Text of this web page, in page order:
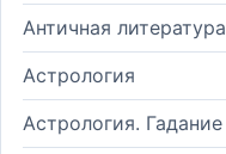
Античная литература
Астрология
Астрология. Гадание